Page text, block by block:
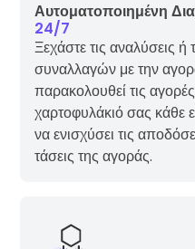
Αυτοματοποιημένη
24/7
Ξεχάστε τις αναλύσεις
συναλλαγών με την
παρακολουθεί τις
χαρτοφυλάκιό σας κάθε
να ενισχύσει τις
τάσεις της αγοράς.